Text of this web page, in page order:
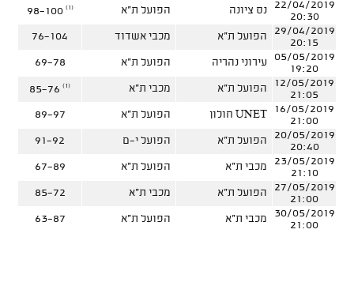
22/04/2019
20:30
נס ציונה הפועל ת"א 98-100 (1)
29/04/2019
20:15
הפועל ת"א מכבי אשדוד
76-104
05/05/2019
19:20
עירוני נהריה הפועל ת"א
69-78
12/05/2019
21:05
הפועל ת"א מכבי ת"א 85-76 (1)
16/05/2019
21:00
UNET חולון הפועל ת"א
89-97
20/05/2019
20:40
הפועל ת"א הפועל י-ם
91-92
23/05/2019
21:10
מכבי ת"א הפועל ת"א
67-89
27/05/2019
21:00
הפועל ת"א מכבי ת"א
85-72
30/05/2019
21:00
מכבי ת"א הפועל ת"א 63-87